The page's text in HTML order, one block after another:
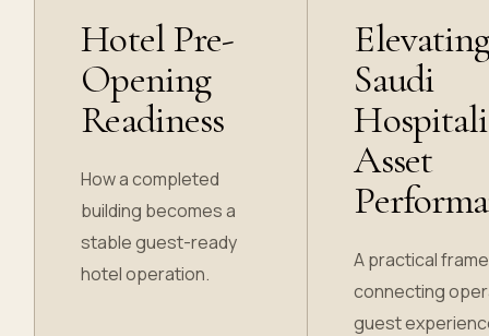
Hotel Pre-
Opening
Readiness
How a completed
building becomes a
stable guest-ready
hotel operation.
Saudi
Asset
A practical
connecting
guest